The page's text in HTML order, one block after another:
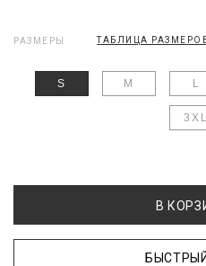
РАЗМЕРЫ ТАБЛИЦА
S M L
3XL
В